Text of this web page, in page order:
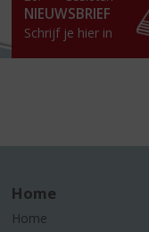
NIEUWSBRIEF
Schrijf je hier in
Home
Home